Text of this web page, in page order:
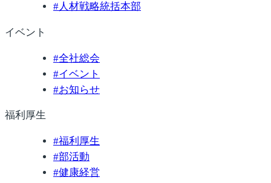
#人材戦略統括本部
イベント
#全社総会
#イベント
#お知らせ
福利厚生
#福利厚生
#部活動
#健康経営